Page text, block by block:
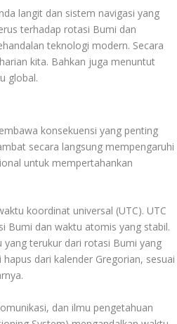
langit dan sistem navigasi yang
terhadap rotasi Bumi dan
teknologi modern. Secara
kita. Bahkan juga menuntut
global.
konsekuensi yang penting
secara langsung mempengaruhi
untuk mempertahankan
koordinat universal (UTC). UTC
Bumi dan waktu atomis yang stabil.
terukur dari rotasi Bumi yang
dari kalender Gregorian, sesuai
dan ilmu pengetahuan